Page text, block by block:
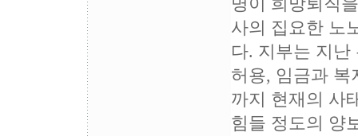
명이 희망퇴직
사의 집요한 노
다. 지부는 지난
허용, 임금과 복
까지 현재의 사
힘들 정도의 양